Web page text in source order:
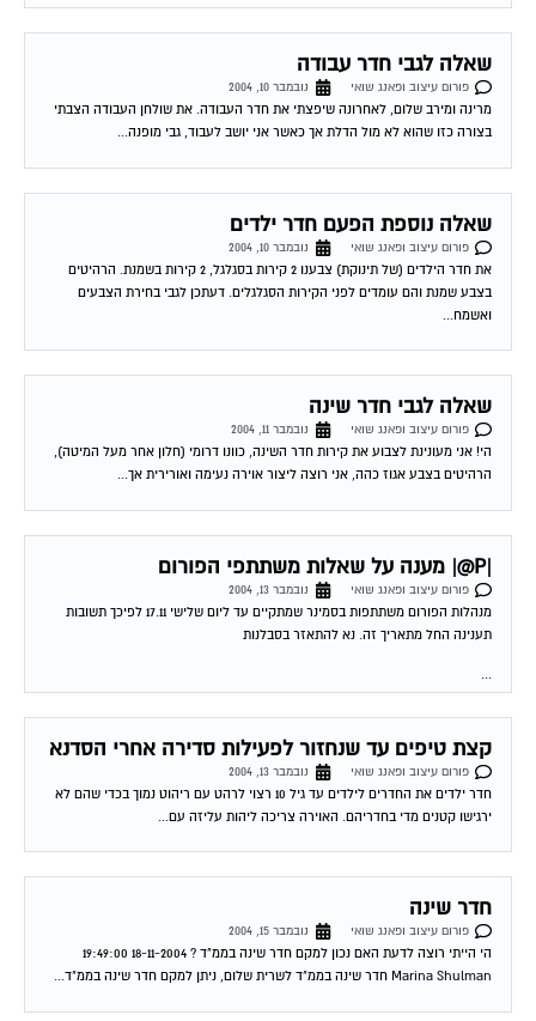
שאלה לגבי חדר עבודה
פורום עיצוב ופאנג שואי
נובמבר 10, 2004
מרינה ומירב שלום, לאחרונה שיפצתי את חדר העבודה. את שולחן העבודה הצבתי
בצורה כזו שהוא לא מול הדלת אך כאשר אני יושב לעבוד, גבי מופנה...
שאלה נוספת הפעם חדר ילדים
פורום עיצוב ופאנג שואי
נובמבר 10, 2004
את חדר הילדים (של תינוקת) צבענו 2 קירות בסגלגל, 2 קירות בשמנת. הרהיטים
בצבע שמנת והם עומדים לפני הקירות הסגלגלים. דעתכן לגבי בחירת הצבעים
ואשמח...
שאלה לגבי חדר שינה
פורום עיצוב ופאנג שואי
נובמבר 11, 2004
הי! אני מעונינת לצבוע את קירות חדר השינה, כוונו דרומי (חלון אחר מעל המיטה),
הרהיטים בצבע אגוז כהה, אני רוצה ליצור אוירה נעימה ואורירית אך...
|P@| מענה על שאלות משתתפי הפורום
פורום עיצוב ופאנג שואי
נובמבר 13, 2004
מנהלות הפורום משתתפות בסמינר שמתקיים עד ליום שלישי 17.11 לפיכך תשובות
תענינה החל מתאריך זה. נא להתאזר בסבלנות
...
קצת טיפים עד שנחזור לפעילות סדירה אחרי הסדנא
פורום עיצוב ופאנג שואי
נובמבר 13, 2004
חדר ילדים את החדרים לילדים עד גיל 10 רצוי לרהט עם ריהוט נמוך בכדי שהם לא
ירגישו קטנים מדי בחדריהם. האוירה צריכה ליהות עליזה עם...
חדר שינה
פורום עיצוב ופאנג שואי
נובמבר 15, 2004
הי הייתי רוצה לדעת האם נכון למקם חדר שינה בממ"ד ? 18-11-2004 19:49:00
Marina Shulman חדר שינה בממ"ד לשרית שלום, ניתן למקם חדר שינה בממ"ד...